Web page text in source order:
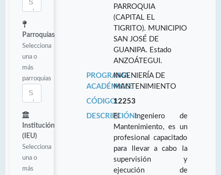
Parroquias
Selecciona
una o
más
parroquias
Institución
(IEU)
Selecciona
una o
más
PARROQUIA
(CAPITAL EL
TIGRITO). MUNICIPIO
SAN JOSÉ DE
GUANIPA. Estado
ANZOÁTEGUI.
PROGRAMA
ACADÉMICO:
INGENIERÍA DE
MANTENIMIENTO
CÓDIGO:12253
DESCRIPCIÓN:El Ingeniero de
Mantenimiento, es un
profesional capacitado
para llevar a cabo la
supervisión y
ejecución de